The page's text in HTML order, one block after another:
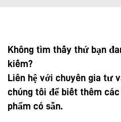
Không tìm thấy thứ bạn
kiếm?
Liên hệ với chuyên gia tư
chúng tôi để biết thêm các
phẩm có sẵn.